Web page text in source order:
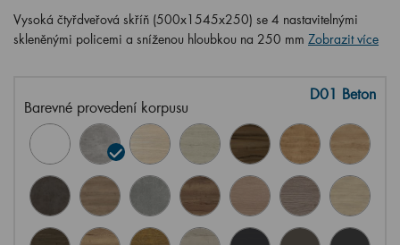
Vysoká čtyřdveřová skříň (500x1545x250) se 4 nastavitelnými
skleněnými policemi a sníženou hloubkou na 250 mm Zobrazit více
Barevné provedení korpusu
D01 Beton